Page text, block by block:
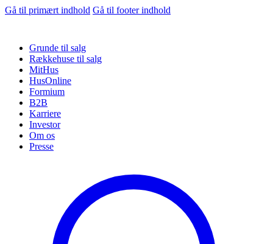
Gå til primært indhold Gå til footer indhold
Grunde til salg
Rækkehuse til salg
MitHus
HusOnline
Formium
B2B
Karriere
Investor
Om os
Presse